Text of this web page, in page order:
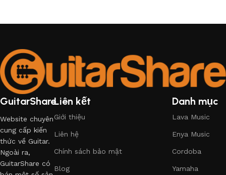
GuitarShare
Website chuyên
cung cấp kiến
thức về Guitar.
Ngoài ra,
GuitarShare có
Liên kết
Giới thiệu
Liên hệ
Chính sách bảo mật
Blog
Danh mục
Lava Music
Enya Music
Cordoba
Yamaha